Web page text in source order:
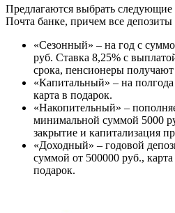
Предлагаются выбрать следующие
Почта банке, причем все
«Сезонный» – на год с
руб. Ставка 8,25% с
срока, пенсионеры
«Капитальный» – на
карта в подарок.
«Накопительный» –
минимальной суммой 5000
закрытие и капитализация
«Доходный» – годовой
суммой от 500000 руб.,
подарок.